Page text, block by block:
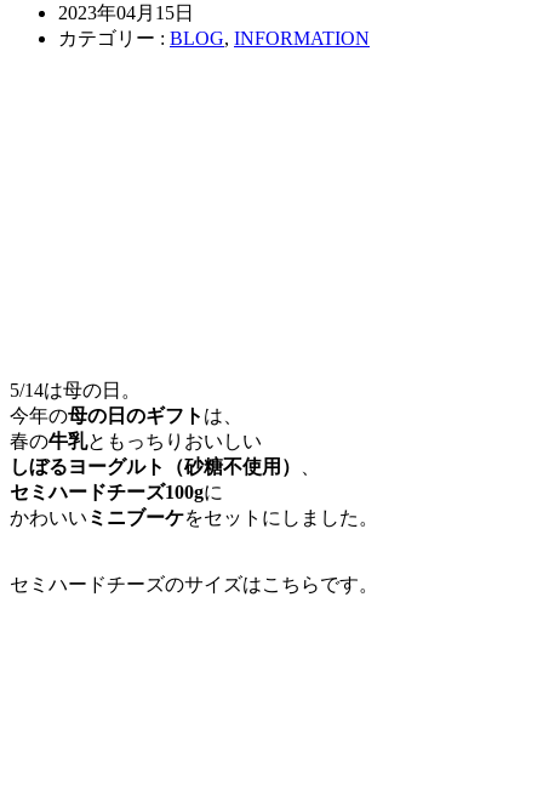
2023年04月15日
カテゴリー : BLOG, INFORMATION
5/14は母の日。
今年の母の日のギフト は、
春の牛乳ともっちりおいしい
しぼるヨーグルト（砂糖不使用）
セミハードチーズ100gに
かわいい ミニブーケをセットにしました。
セミハードチーズのサイズはこちらです。